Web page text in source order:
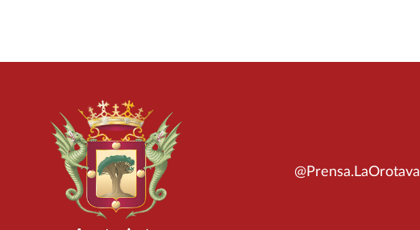
@Prensa.LaOrotava